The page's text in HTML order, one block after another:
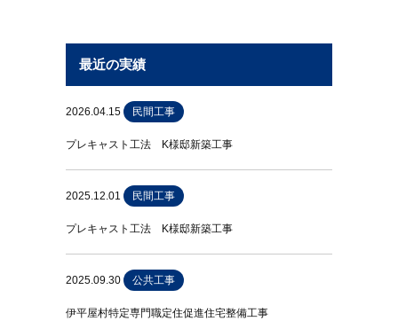
最近の実績
2026.04.15 民間工事
プレキャスト工法 K様邸新築工事
2025.12.01 民間工事
プレキャスト工法 K様邸新築工事
2025.09.30 公共工事
伊平屋村特定専門職定住促進住宅整備工事